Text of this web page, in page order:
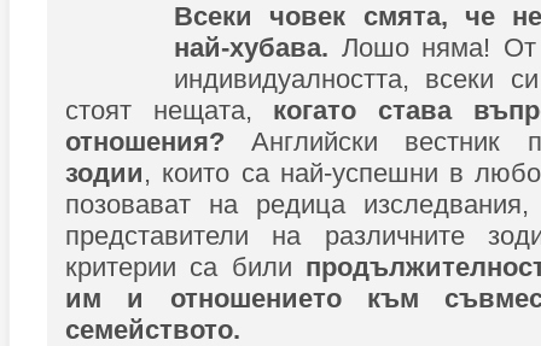
Всеки човек смята, че
най-хубава. Лошо няма! От
индивидуалността, всеки
стоят нещата, когато става
отношения? Английски вестник
зодии, които са най-успешни в
позовават на редица
представители на различните
критерии са били
им и отношението към
семейството.